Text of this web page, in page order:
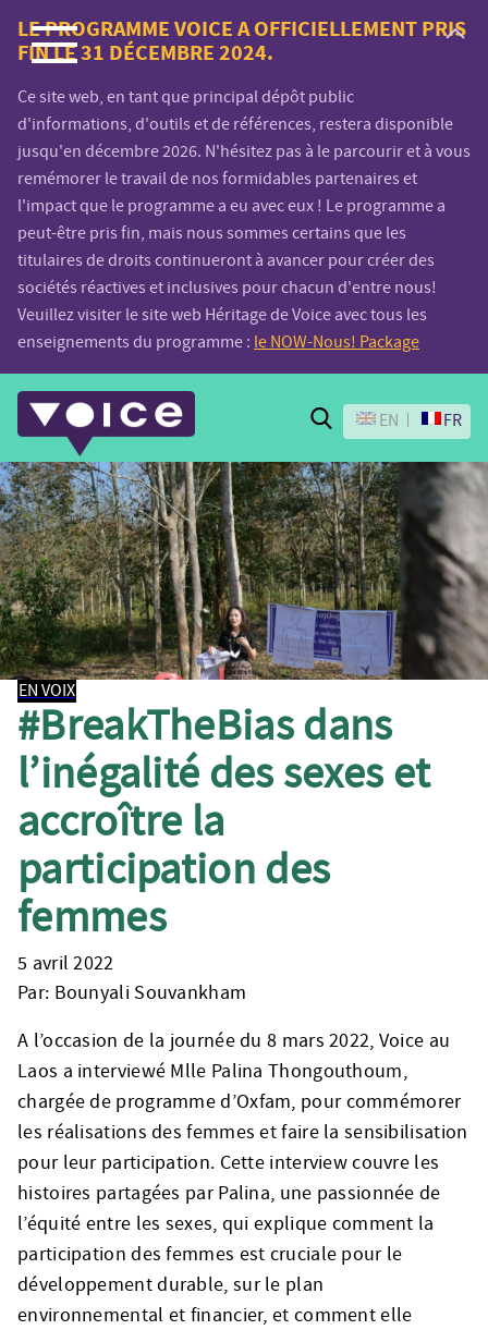
Voice.Global
website
LE PROGRAMME VOICE A OFFICIELLEMENT PRIS
FIN LE 31 DÉCEMBRE 2024.
Ce site web, en tant que principal dépôt public
d'informations, d'outils et de références, restera disponible
jusqu'en décembre 2026. N'hésitez pas à le parcourir et à vous
remémorer le travail de nos formidables partenaires et
l'impact que le programme a eu avec eux ! Le programme a
peut-être pris fin, mais nous sommes certains que les
titulaires de droits continueront à avancer pour créer des
sociétés réactives et inclusives pour chacun d'entre nous!
Veuillez visiter le site web Héritage de Voice avec tous les
enseignements du programme : le NOW-Nous! Package
Search
EN FR
EN VOIX
#BreakTheBias dans
l’inégalité des sexes et
accroître la
participation des
femmes
5 avril 2022
Par: Bounyali Souvankham
A l’occasion de la journée du 8 mars 2022, Voice au
Laos a interviewé Mlle Palina Thongouthoum,
chargée de programme d’Oxfam, pour commémorer
les réalisations des femmes et faire la sensibilisation
pour leur participation. Cette interview couvre les
histoires partagées par Palina, une passionnée de
l’équité entre les sexes, qui explique comment la
participation des femmes est cruciale pour le
développement durable, sur le plan
environnemental et financier, et comment elle